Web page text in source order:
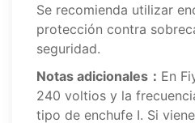
Se recomienda utilizar
protección contra
seguridad.
Notas adicionales： En
240 voltios y la
tipo de enchufe I. Si